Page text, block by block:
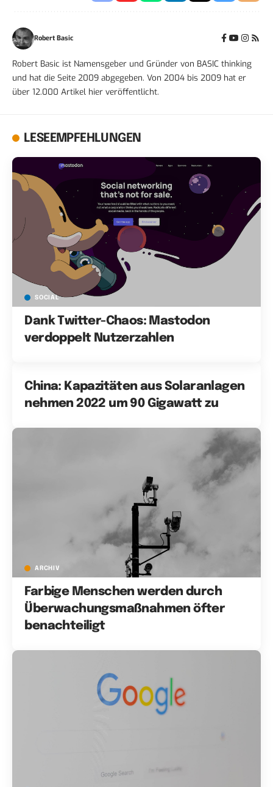
Robert Basic
Robert Basic ist Namensgeber und Gründer von BASIC thinking
und hat die Seite 2009 abgegeben. Von 2004 bis 2009 hat er
über 12.000 Artikel hier veröffentlicht.
LESEEMPFEHLUNGEN
SOCIAL
Dank Twitter-Chaos: Mastodon
verdoppelt Nutzerzahlen
China: Kapazitäten aus Solaranlagen
nehmen 2022 um 90 Gigawatt zu
ARCHIV
Farbige Menschen werden durch
Überwachungsmaßnahmen öfter
benachteiligt